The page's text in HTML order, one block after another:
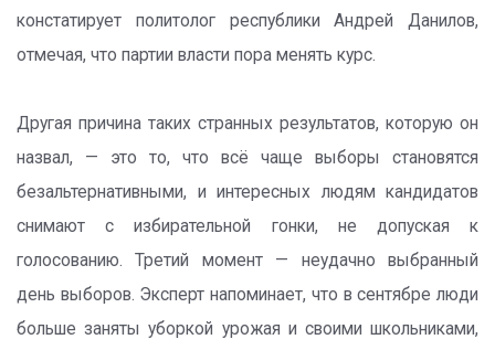
констатирует политолог республики Андрей Данилов,
отмечая, что партии власти пора менять курс.
Другая причина таких странных результатов, которую он
назвал, — это то, что всё чаще выборы становятся
безальтернативными, и интересных людям кандидатов
снимают с избирательной гонки, не допуская к
голосованию. Третий момент — неудачно выбранный
день выборов. Эксперт напоминает, что в сентябре люди
больше заняты уборкой урожая и своими школьниками,